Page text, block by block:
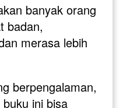
banyak orang
badan,
merasa lebih
berpengalaman,
ini bisa